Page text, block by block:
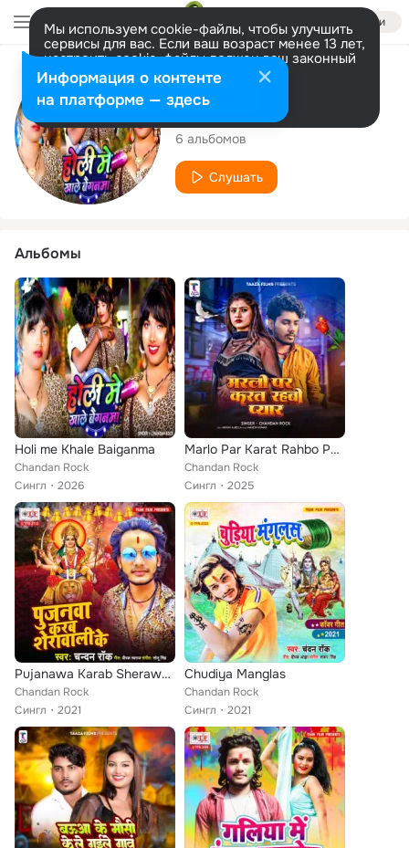
Войти
Мы используем cookie-файлы, чтобы улучшить
сервисы для вас. Если ваш возраст менее 13 лет,
настроить cookie-файлы должен ваш законный
представитель. Больше информации
Разрешить все Настроить
Исполнитель
Chandan Rock
6 альбомов
Слушать
Альбомы
Holi me Khale Baiganma
Chandan Rock
Сингл
2026
Marlo Par Karat Rahbo Pyar
Chandan Rock
Сингл
2025
Pujanawa Karab Sherawali Ke
Chandan Rock
Сингл
2021
Chudiya Manglas
Chandan Rock
Сингл
2021
Информация о контенте
на платформе — здесь